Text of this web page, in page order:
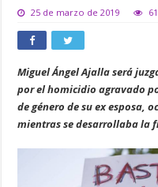
25 de marzo de 2019
Miguel Ángel Ajalla será
por el homicidio agravado
de género de su ex esposa,
mientras se desarrollaba la